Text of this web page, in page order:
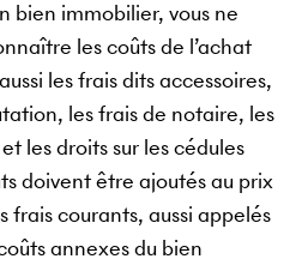
bien immobilier, vous ne
les coûts de l’achat
les frais dits accessoires,
les frais de notaire, les
les droits sur les cédules
doivent être ajoutés au prix
frais courants, aussi appelés
annexes du bien